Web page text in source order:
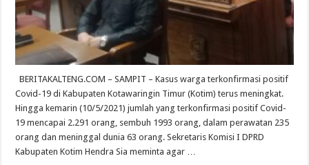
BERITAKALTENG.COM – SAMPIT – Kasus warga terkonfirmasi positif
Covid-19 di Kabupaten Kotawaringin Timur (Kotim) terus meningkat.
Hingga kemarin (10/5/2021) jumlah yang terkonfirmasi positif Covid-
19 mencapai 2.291 orang, sembuh 1993 orang, dalam perawatan 235
orang dan meninggal dunia 63 orang. Sekretaris Komisi I DPRD
Kabupaten Kotim Hendra Sia meminta agar …